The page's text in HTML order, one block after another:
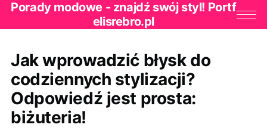
Porady modowe - znajdź swój styl! Portf
elisrebro.pl
Jak wprowadzić błysk do
codziennych stylizacji?
Odpowiedź jest prosta:
biżuteria!